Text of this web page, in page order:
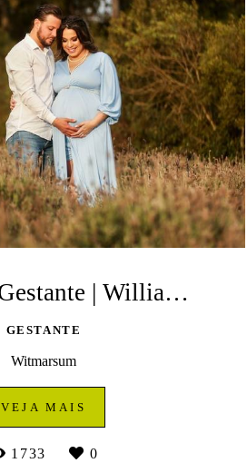
Ensaio de Gestante | Willian e Camila| Lavandário dos Sonhos - Witmarsum
GESTANTE
Witmarsum
VEJA MAIS
1733 0